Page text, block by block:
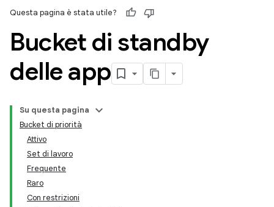
Questa pagina è stata utile?
Bucket di standby
delle app
Su questa pagina
Bucket di priorità
Attivo
Set di lavoro
Frequente
Raro
Con restrizioni